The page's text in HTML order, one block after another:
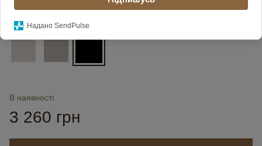
Надано SendPulse
Колір
В наявності
3 260 грн